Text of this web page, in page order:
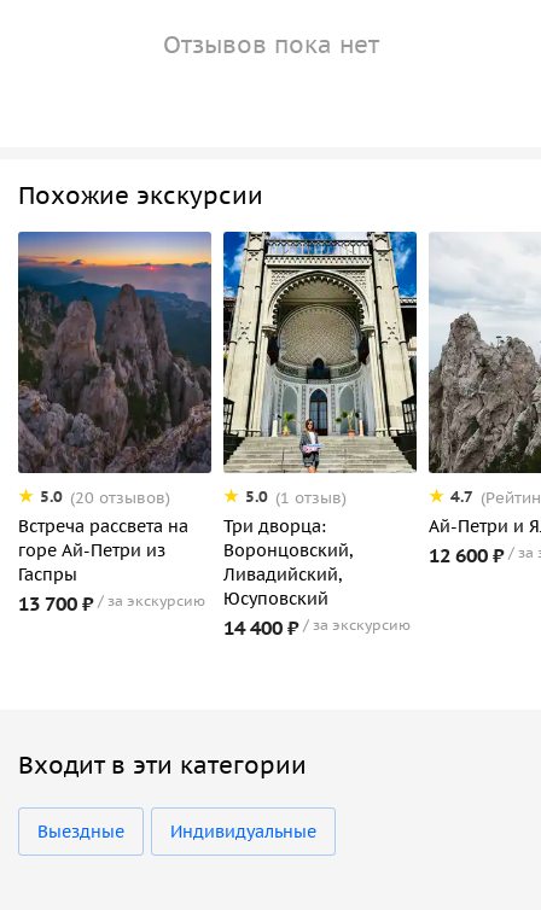
Отзывов пока нет
Похожие экскурсии
5.0 (20 отзывов)
Встреча рассвета на
горе Ай-Петри из
Гаспры
13 700 ₽ за экскурсию
5.0 (1 отзыв)
Три дворца:
Воронцовский,
Ливадийский,
Юсуповский
14 400 ₽ за экскурсию
4.7
Ай-Петри и
12 600 ₽ за
Входит в эти категории
Выездные Индивидуальные